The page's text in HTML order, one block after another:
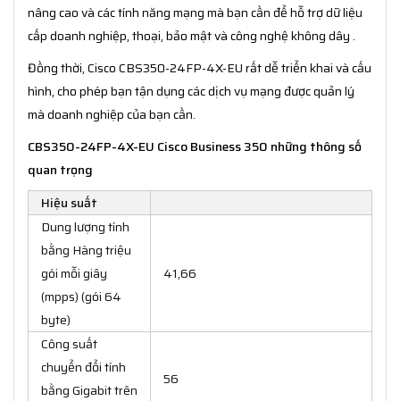
nâng cao và các tính năng mạng mà bạn cần để hỗ trợ dữ liệu
cấp doanh nghiệp, thoại, bảo mật và công nghệ không dây .
Đồng thời, Cisco CBS350-24FP-4X-EU rất dễ triển khai và cấu
hình, cho phép bạn tận dụng các dịch vụ mạng được quản lý
mà doanh nghiệp của bạn cần.
CBS350-24FP-4X-EU Cisco Business 350 những thông số
quan trọng
Hiệu suất
Dung lượng tính
bằng Hàng triệu
gói mỗi giây
(mpps) (gói 64
byte)
41,66
Công suất
chuyển đổi tính
bằng Gigabit trên
56